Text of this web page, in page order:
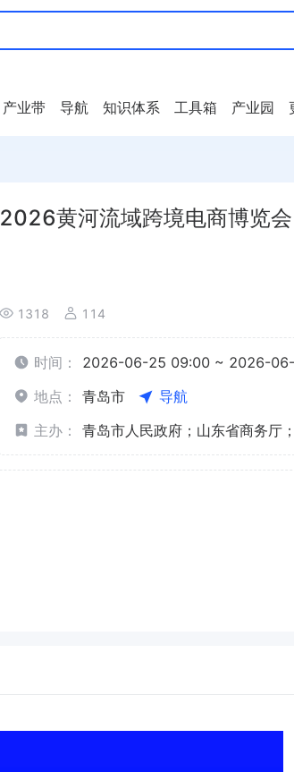
产业带 导航 知识体系 工具箱 产业园
2026黄河流域跨境电商博览会
1318 114
时间：
2026-06-25 09:00 ~ 2026-
地点：
青岛市
导航
主办：
青岛市人民政府；山东省商务厅